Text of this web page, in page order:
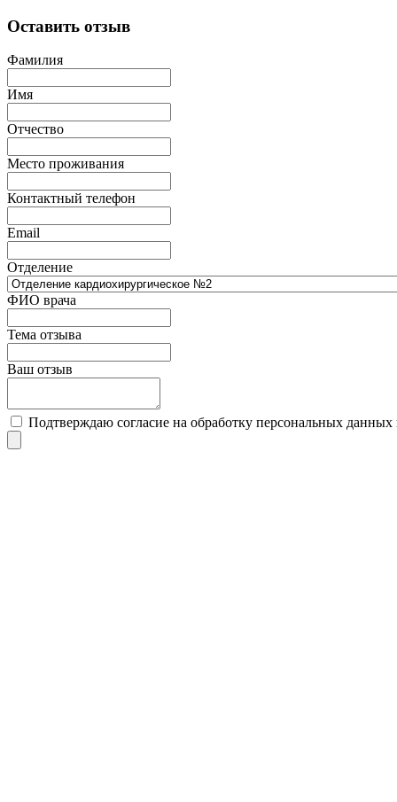
Оставить отзыв
Фамилия
Имя
Отчество
Место проживания
Контактный телефон
Email
Отделение
ФИО врача
Тема отзыва
Ваш отзыв
Подтверждаю согласие на обработку персональных